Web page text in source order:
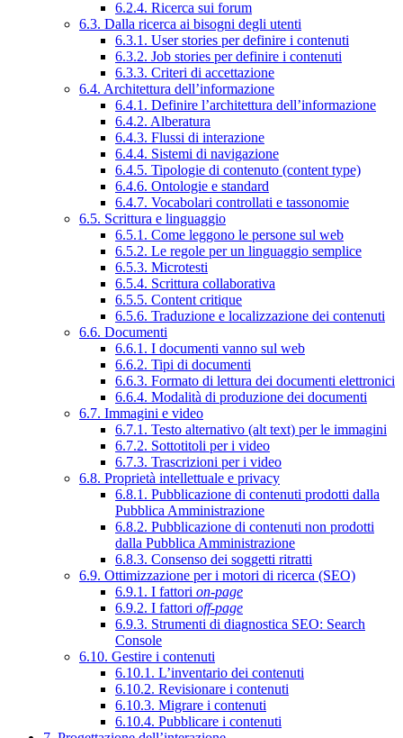
6.2.4. Ricerca sui forum
6.3. Dalla ricerca ai bisogni degli utenti
6.3.1. User stories per definire i contenuti
6.3.2. Job stories per definire i contenuti
6.3.3. Criteri di accettazione
6.4. Architettura dell’informazione
6.4.1. Definire l’architettura dell’informazione
6.4.2. Alberatura
6.4.3. Flussi di interazione
6.4.4. Sistemi di navigazione
6.4.5. Tipologie di contenuto (content type)
6.4.6. Ontologie e standard
6.4.7. Vocabolari controllati e tassonomie
6.5. Scrittura e linguaggio
6.5.1. Come leggono le persone sul web
6.5.2. Le regole per un linguaggio semplice
6.5.3. Microtesti
6.5.4. Scrittura collaborativa
6.5.5. Content critique
6.5.6. Traduzione e localizzazione dei contenuti
6.6. Documenti
6.6.1. I documenti vanno sul web
6.6.2. Tipi di documenti
6.6.3. Formato di lettura dei documenti elettronici
6.6.4. Modalità di produzione dei documenti
6.7. Immagini e video
6.7.1. Testo alternativo (alt text) per le immagini
6.7.2. Sottotitoli per i video
6.7.3. Trascrizioni per i video
6.8. Proprietà intellettuale e privacy
6.8.1. Pubblicazione di contenuti prodotti dalla
Pubblica Amministrazione
6.8.2. Pubblicazione di contenuti non prodotti
dalla Pubblica Amministrazione
6.8.3. Consenso dei soggetti ritratti
6.9. Ottimizzazione per i motori di ricerca (SEO)
6.9.1. I fattori on-page
6.9.2. I fattori off-page
6.9.3. Strumenti di diagnostica SEO: Search
Console
6.10. Gestire i contenuti
6.10.1. L’inventario dei contenuti
6.10.2. Revisionare i contenuti
6.10.3. Migrare i contenuti
6.10.4. Pubblicare i contenuti